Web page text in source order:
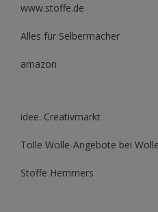
www.stoffe.de
Alles für Selbermacher
amazon
idee. Creativmarkt
Tolle Wolle-Angebote bei
Stoffe Hemmers